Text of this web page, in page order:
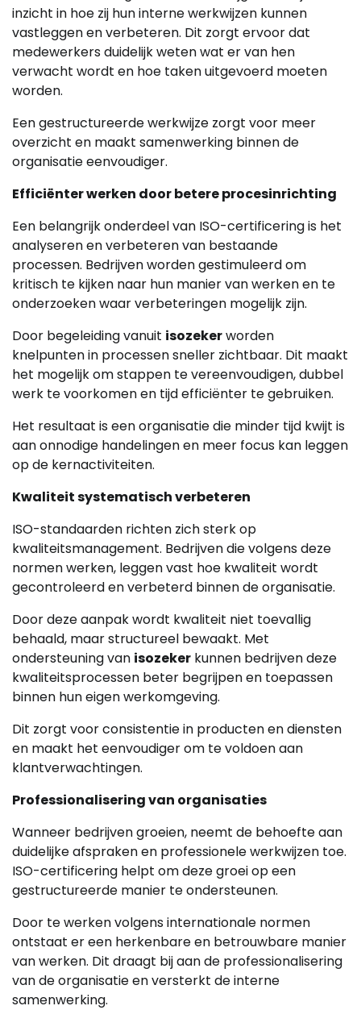
inzicht in hoe zij hun interne werkwijzen kunnen
vastleggen en verbeteren. Dit zorgt ervoor dat
medewerkers duidelijk weten wat er van hen
verwacht wordt en hoe taken uitgevoerd moeten
worden.
Een gestructureerde werkwijze zorgt voor meer
overzicht en maakt samenwerking binnen de
organisatie eenvoudiger.
Efficiënter werken door betere procesinrichting
Een belangrijk onderdeel van ISO-certificering is het
analyseren en verbeteren van bestaande
processen. Bedrijven worden gestimuleerd om
kritisch te kijken naar hun manier van werken en te
onderzoeken waar verbeteringen mogelijk zijn.
Door begeleiding vanuit isozekerworden
knelpunten in processen sneller zichtbaar. Dit maakt
het mogelijk om stappen te vereenvoudigen, dubbel
werk te voorkomen en tijd efficiënter te gebruiken.
Het resultaat is een organisatie die minder tijd kwijt is
aan onnodige handelingen en meer focus kan leggen
op de kernactiviteiten.
Kwaliteit systematisch verbeteren
ISO-standaarden richten zich sterk op
kwaliteitsmanagement. Bedrijven die volgens deze
normen werken, leggen vast hoe kwaliteit wordt
gecontroleerd en verbeterd binnen de organisatie.
Door deze aanpak wordt kwaliteit niet toevallig
behaald, maar structureel bewaakt. Met
ondersteuning van isozeker kunnen bedrijven deze
kwaliteitsprocessen beter begrijpen en toepassen
binnen hun eigen werkomgeving.
Dit zorgt voor consistentie in producten en diensten
en maakt het eenvoudiger om te voldoen aan
klantverwachtingen.
Professionalisering van organisaties
Wanneer bedrijven groeien, neemt de behoefte aan
duidelijke afspraken en professionele werkwijzen toe.
ISO-certificering helpt om deze groei op een
gestructureerde manier te ondersteunen.
Door te werken volgens internationale normen
ontstaat er een herkenbare en betrouwbare manier
van werken. Dit draagt bij aan de professionalisering
van de organisatie en versterkt de interne
samenwerking.